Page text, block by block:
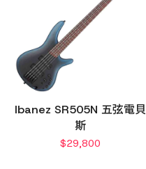
Ibanez SR505N 五弦電貝
斯
$29,800